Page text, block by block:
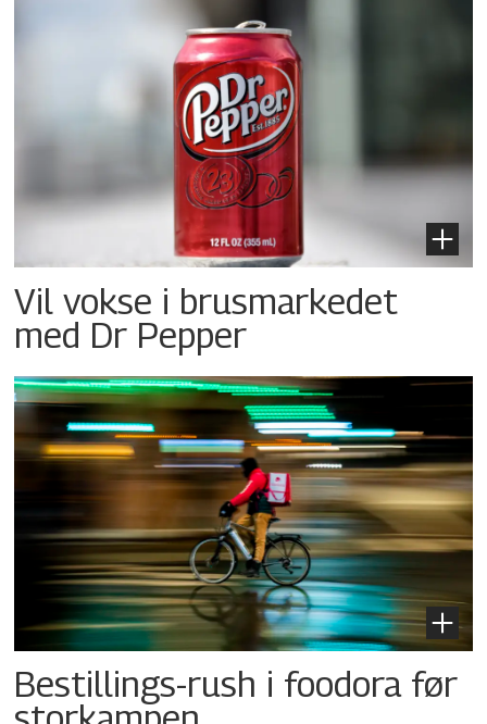
Vil vokse i brusmarkedet
med Dr Pepper
Bestillings-rush i foodora før